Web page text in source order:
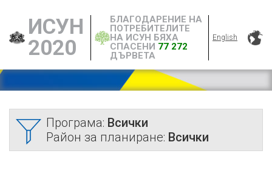
ИСУН
2020
БЛАГОДАРЕНИЕ НА
ПОТРЕБИТЕЛИТЕ
НА ИСУН БЯХА
СПАСЕНИ 77 272
ДЪРВЕТА
English
Програма: Всички
Район за планиране: Всички